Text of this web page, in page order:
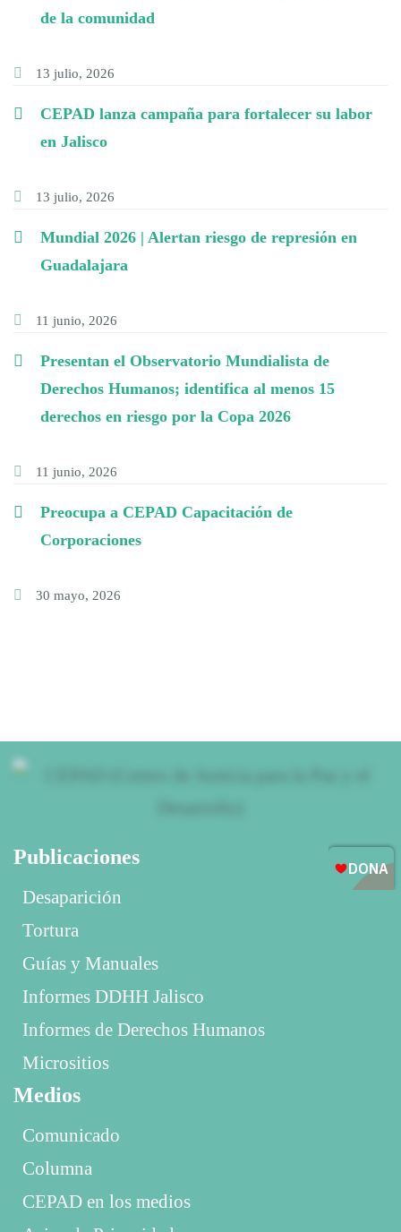
de la comunidad
13 julio, 2026
CEPAD lanza campaña para fortalecer su labor
en Jalisco
13 julio, 2026
Mundial 2026 | Alertan riesgo de represión en
Guadalajara
11 junio, 2026
Presentan el Observatorio Mundialista de
Derechos Humanos; identifica al menos 15
derechos en riesgo por la Copa 2026
11 junio, 2026
Preocupa a CEPAD Capacitación de
Corporaciones
30 mayo, 2026
Publicaciones
Desaparición
Tortura
Guías y Manuales
Informes DDHH Jalisco
Informes de Derechos Humanos
Micrositios
Medios
Comunicado
Columna
CEPAD en los medios